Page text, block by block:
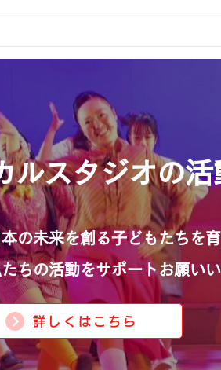
スタジオの活
の未来を創る子どもたちを育
ちの活動をサポートお願いい
詳しくはこちら